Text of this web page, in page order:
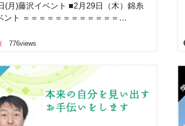
(月)藤沢イベント ■2月29日（木）錦糸
ント ＝＝＝＝＝＝＝＝＝＝＝＝…
776views